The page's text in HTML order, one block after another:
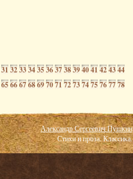
3132333435363738394041424344
6566676869707172737475767778
Александр Сергеевич Пушкин
Стихи и проза. Классика.